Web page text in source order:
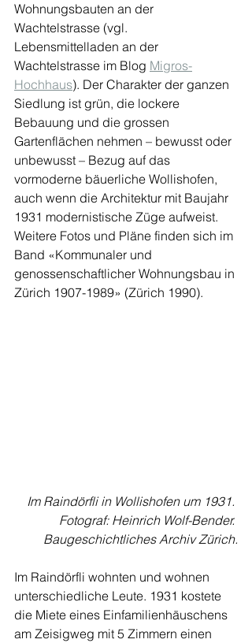
Wohnungsbauten an der
Wachtelstrasse (vgl.
Lebensmittelladen an der
Wachtelstrasse im Blog Migros-
Hochhaus). Der Charakter der ganzen
Siedlung ist grün, die lockere
Bebauung und die grossen
Gartenflächen nehmen – bewusst oder
unbewusst – Bezug auf das
vormoderne bäuerliche Wollishofen,
auch wenn die Architektur mit Baujahr
1931 modernistische Züge aufweist.
Weitere Fotos und Pläne finden sich im
Band «Kommunaler und
genossenschaftlicher Wohnungsbau in
Zürich 1907-1989» (Zürich 1990).
Im Raindörfli in Wollishofen um 1931.
Fotograf: Heinrich Wolf-Bender.
Baugeschichtliches Archiv Zürich.
Im Raindörfli wohnten und wohnen
unterschiedliche Leute. 1931 kostete
die Miete eines Einfamilienhäuschens
am Zeisigweg mit 5 Zimmern einen